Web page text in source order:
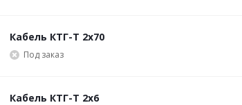
Кабель КТГ-Т 2х70
Под заказ
Кабель КТГ-Т 2х6